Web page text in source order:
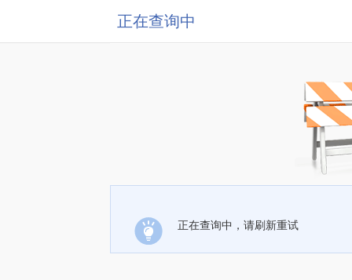
正在查询中
正在查询中，请刷新重试